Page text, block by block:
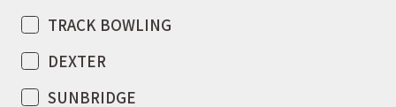
TRACK BOWLING
DEXTER
SUNBRIDGE